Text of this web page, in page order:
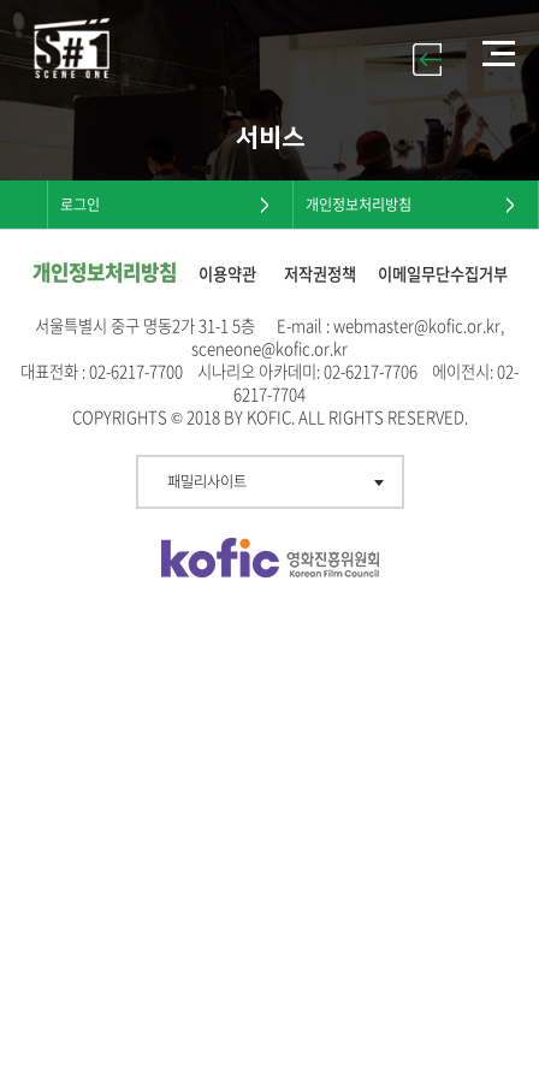
서비스
로그인 개인정보처리방침
개인정보처리방침 이용약관 저작권정책 이메일무단수집거부
서울특별시 중구 명동2가 31-1 5층 E-mail : webmaster@kofic.or.kr,
sceneone@kofic.or.kr
대표전화 : 02-6217-7700 시나리오 아카데미: 02-6217-7706 에이전시: 02-
6217-7704
COPYRIGHTS © 2018 BY KOFIC. ALL RIGHTS RESERVED.
패밀리사이트